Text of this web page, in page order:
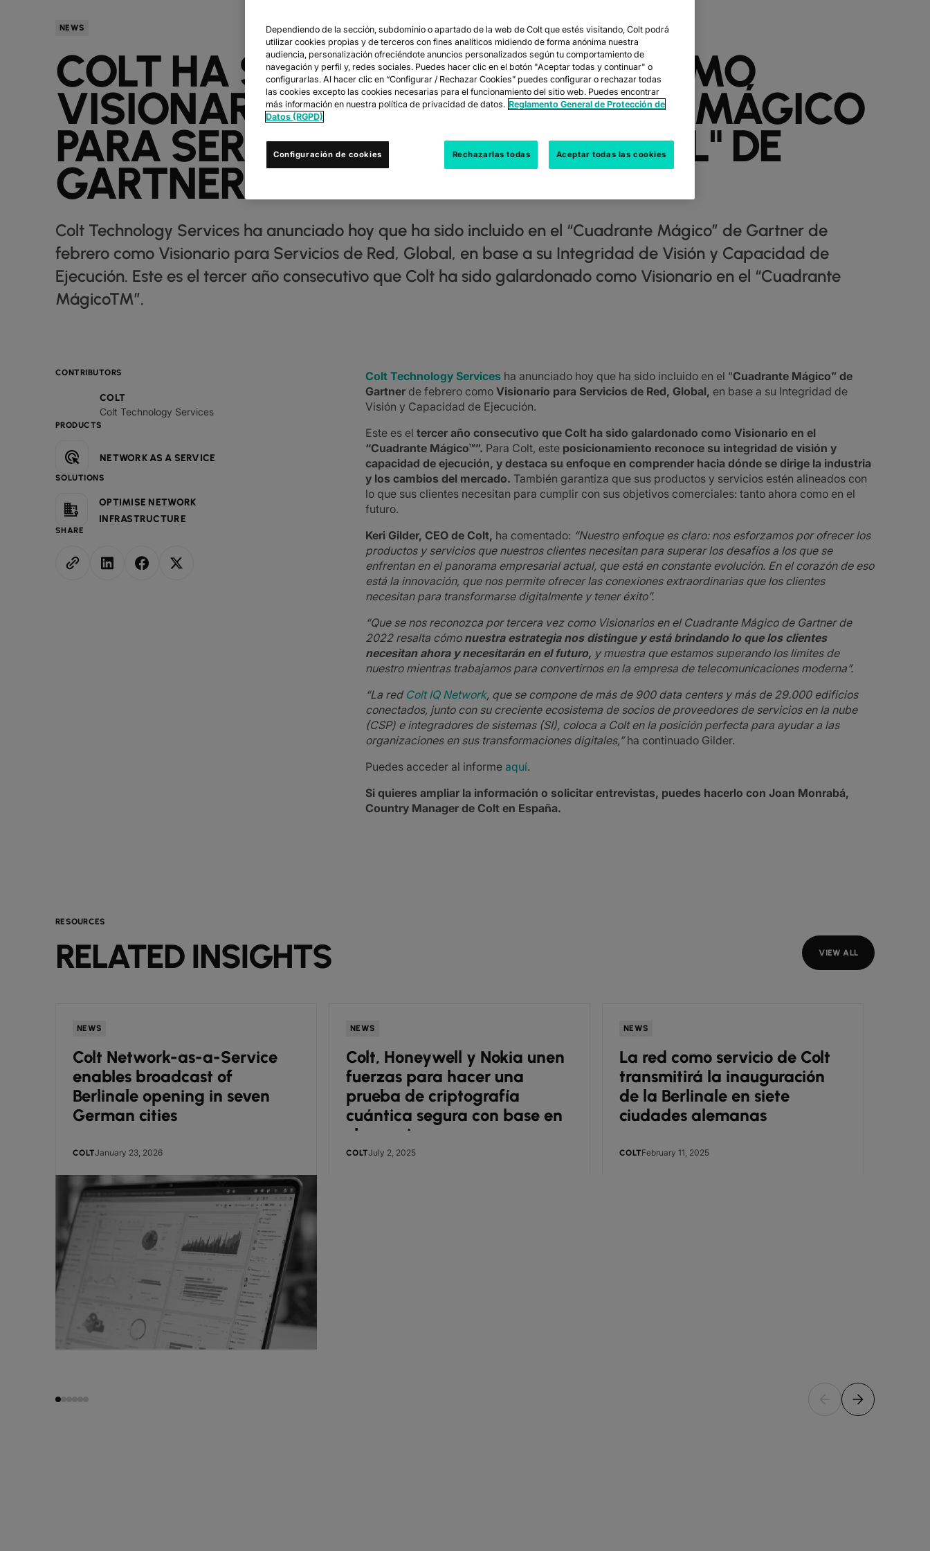
NEWS
COLT HA SIDO RECONOCIDO COMO
VISIONARIO EN EL "CUADRANTE MÁGICO
PARA SERVICIOS DE RED, GLOBAL" DE
GARTNER 2022
Colt Technology Services ha anunciado hoy que ha sido incluido en el “Cuadrante Mágico” de Gartner de
febrero como Visionario para Servicios de Red, Global, en base a su Integridad de Visión y Capacidad de
Ejecución. Este es el tercer año consecutivo que Colt ha sido galardonado como Visionario en el “Cuadrante
Mágico™”.
CONTRIBUTORS
COLT
Colt Technology Services
PRODUCTS
NETWORK AS A SERVICE
SOLUTIONS
OPTIMISE NETWORK
INFRASTRUCTURE
SHARE
Colt Technology Services ha anunciado hoy que ha sido incluido en el “Cuadrante Mágico” de
Gartner de febrero como Visionario para Servicios de Red, Global, en base a su Integridad de
Visión y Capacidad de Ejecución.
Este es el tercer año consecutivo que Colt ha sido galardonado como Visionario en el
“Cuadrante Mágico™”. Para Colt, este posicionamiento reconoce su integridad de visión y
capacidad de ejecución, y destaca su enfoque en comprender hacia dónde se dirige la industria
y los cambios del mercado. También garantiza que sus productos y servicios estén alineados con
lo que sus clientes necesitan para cumplir con sus objetivos comerciales: tanto ahora como en el
futuro.
Keri Gilder, CEO de Colt, ha comentado: “Nuestro enfoque es claro: nos esforzamos por ofrecer los
productos y servicios que nuestros clientes necesitan para superar los desafíos a los que se
enfrentan en el panorama empresarial actual, que está en constante evolución. En el corazón de eso
está la innovación, que nos permite ofrecer las conexiones extraordinarias que los clientes
necesitan para transformarse digitalmente y tener éxito”.
“Que se nos reconozca por tercera vez como Visionarios en el Cuadrante Mágico de Gartner de
2022 resalta cómo nuestra estrategia nos distingue y está brindando lo que los clientes
necesitan ahora y necesitarán en el futuro, y muestra que estamos superando los límites de
nuestro mientras trabajamos para convertirnos en la empresa de telecomunicaciones moderna”.
“La red Colt IQ Network, que se compone de más de 900 data centers y más de 29.000 edificios
conectados, junto con su creciente ecosistema de socios de proveedores de servicios en la nube
(CSP) e integradores de sistemas (SI), coloca a Colt en la posición perfecta para ayudar a las
organizaciones en sus transformaciones digitales,”ha continuado Gilder.
Puedes acceder al informe aquí.
Si quieres ampliar la información o solicitar entrevistas, puedes hacerlo con Joan Monrabá,
Country Manager de Colt en España.
RESOURCES
RELATED INSIGHTS VIEW ALL
NEWS
Colt Network-as-a-Service
enables broadcast of
Berlinale opening in seven
German cities
COLTJanuary 23, 2026
NEWS
Colt, Honeywell y Nokia unen
fuerzas para hacer una
prueba de criptografía
cuántica segura con base en
el espacio
COLTJuly 2, 2025
NEWS
La red como servicio de Colt
transmitirá la inauguración
de la Berlinale en siete
ciudades alemanas
COLTFebruary 11, 2025
Dependiendo de la sección, subdominio o apartado de la web de Colt que estés visitando, Colt podrá
utilizar cookies propias y de terceros con fines analíticos midiendo de forma anónima nuestra
audiencia, personalización ofreciéndote anuncios personalizados según tu comportamiento de
navegación y perfil y, redes sociales. Puedes hacer clic en el botón "Aceptar todas y continuar" o
configurarlas. Al hacer clic en “Configurar / Rechazar Cookies” puedes configurar o rechazar todas
las cookies excepto las cookies necesarias para el funcionamiento del sitio web. Puedes encontrar
más información en nuestra política de privacidad de datos. Reglamento General de Protección de
Datos (RGPD)
Configuración de cookies Rechazarlas todas Aceptar todas las cookies